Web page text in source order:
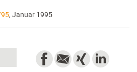
, Januar 1995